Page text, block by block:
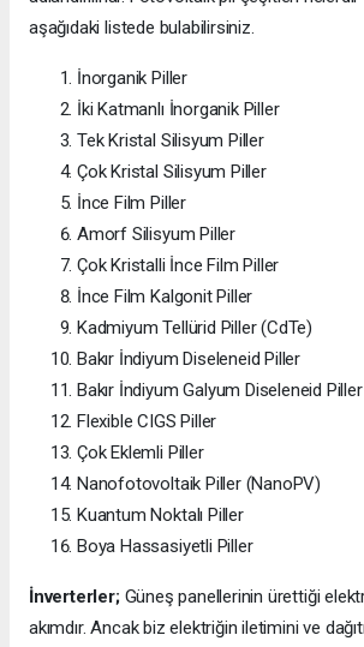
aşağıdaki listede bulabilirsiniz.
İnorganik Piller
İki Katmanlı İnorganik Piller
Tek Kristal Silisyum Piller
Çok Kristal Silisyum Piller
İnce Film Piller
Amorf Silisyum Piller
Çok Kristalli İnce Film Piller
İnce Film Kalgonit Piller
Kadmiyum Tellürid Piller (CdTe)
Bakır İndiyum Diseleneid Piller
Bakır İndiyum Galyum Diseleneid
Flexible CIGS Piller
Çok Eklemli Piller
Nanofotovoltaik Piller (NanoPV)
Kuantum Noktalı Piller
Boya Hassasiyetli Piller
İnverterler;Güneş panellerinin ürettiği
akımdır. Ancak biz elektriğin iletimini ve